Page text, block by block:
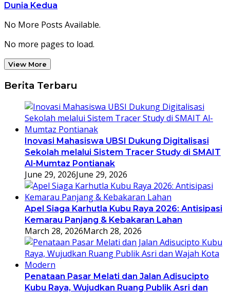
Dunia Kedua
No More Posts Available.
No more pages to load.
View More
Berita Terbaru
Inovasi Mahasiswa UBSI Dukung Digitalisasi
Sekolah melalui Sistem Tracer Study di SMAIT
Al-Mumtaz Pontianak
June 29, 2026June 29, 2026
Apel Siaga Karhutla Kubu Raya 2026: Antisipasi
Kemarau Panjang & Kebakaran Lahan
March 28, 2026March 28, 2026
Penataan Pasar Melati dan Jalan Adisucipto
Kubu Raya, Wujudkan Ruang Publik Asri dan